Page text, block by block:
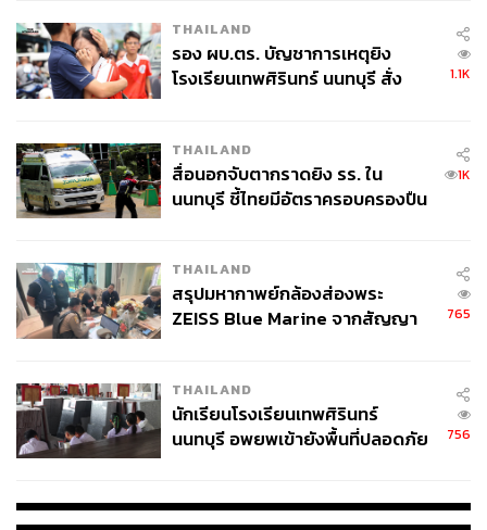
THAILAND
รอง ผบ.ตร. บัญชาการเหตุยิง
โรงเรียนเทพศิรินทร์ นนทบุรี สั่ง
1.1K
THAILAND
สื่อนอกจับตากราดยิง รร. ใน
นนทบุรี ชี้ไทยมีอัตราครอบครองปืน
1K
THAILAND
สรุปมหากาพย์กล้องส่องพระ
ZEISS Blue Marine จากสัญญา
จ่ายหนี้-แอบระบุแบรนด์
765
THAILAND
นักเรียนโรงเรียนเทพศิรินทร์
นนทบุรี อพยพเข้ายังพื้นที่ปลอดภัย
756